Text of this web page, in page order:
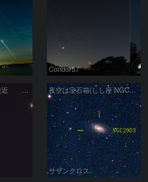
Condor57
金星とレグルスの接近 260709 夜空は宝石箱(しし座 NGC2903) Seestar50
サザンクロス